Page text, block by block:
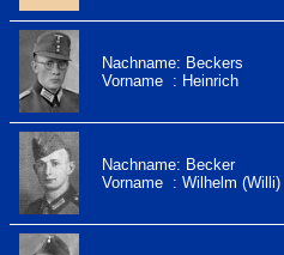
Nachname: Beckers
Vorname : Heinrich
Nachname: Becker
Vorname : Wilhelm (Willi)